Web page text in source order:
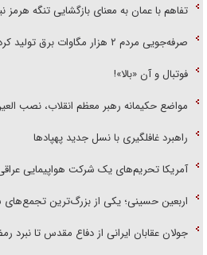
تفاهم با عمان به معنای بازگشایی تنگه
صرفه‌جویی مردم ۲ هزار مگاوات برق تولید کرد
فوتبال و آن «بالا»!
مواضع حکیمانه رهبر معظم انقلاب، نصب
راهبرد غافلگیری با نسل جدید پهپاد‌ها
آمریکا تحریم‌های یک شرکت هواپیمایی
اربعین حسینی؛ یکی از بزرگ‌ترین تجمع‌های
جولان عقابان ایرانی از دفاع مقدس تا نبرد